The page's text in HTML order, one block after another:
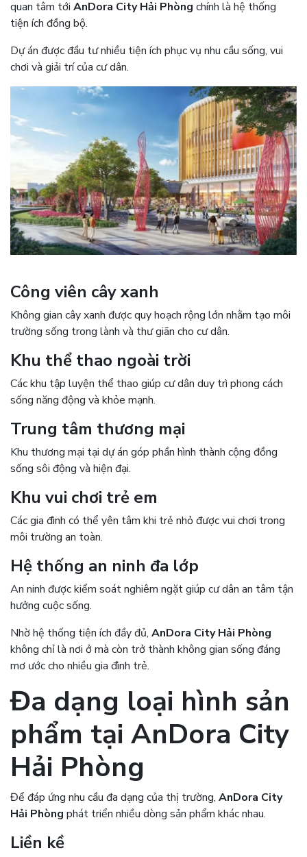
quan tâm tới AnDora City Hải Phòng chính là hệ thống
tiện ích đồng bộ.
Dự án được đầu tư nhiều tiện ích phục vụ nhu cầu sống, vui
chơi và giải trí của cư dân.
Công viên cây xanh
Không gian cây xanh được quy hoạch rộng lớn nhằm tạo môi
trường sống trong lành và thư giãn cho cư dân.
Khu thể thao ngoài trời
Các khu tập luyện thể thao giúp cư dân duy trì phong cách
sống năng động và khỏe mạnh.
Trung tâm thương mại
Khu thương mại tại dự án góp phần hình thành cộng đồng
sống sôi động và hiện đại.
Khu vui chơi trẻ em
Các gia đình có thể yên tâm khi trẻ nhỏ được vui chơi trong
môi trường an toàn.
Hệ thống an ninh đa lớp
An ninh được kiểm soát nghiêm ngặt giúp cư dân an tâm tận
hưởng cuộc sống.
Nhờ hệ thống tiện ích đầy đủ, AnDora City Hải Phòng
không chỉ là nơi ở mà còn trở thành không gian sống đáng
mơ ước cho nhiều gia đình trẻ.
Đa dạng loại hình sản
phẩm tại AnDora City
Hải Phòng
Để đáp ứng nhu cầu đa dạng của thị trường, AnDora City
Hải Phòng phát triển nhiều dòng sản phẩm khác nhau.
Liền kề